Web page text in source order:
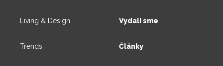
Living & Design
Trends
Vydali sme
Články